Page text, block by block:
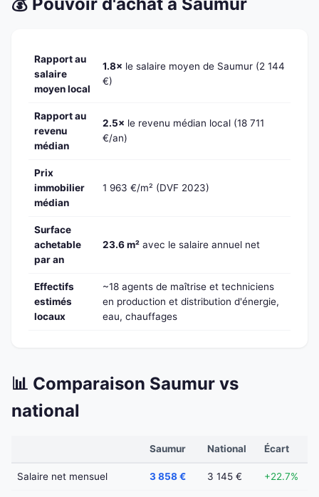
Rapport au
salaire
moyen local
1.8× le salaire moyen de Saumur (2 144
€)
Rapport au
revenu
médian
2.5× le revenu médian local (18 711
€/an)
Prix
immobilier
médian
1 963 €/m² (DVF 2023)
Surface
achetable
par an
23.6 m² avec le salaire annuel net
Effectifs
estimés
locaux
~18 agents de maîtrise et techniciens
en production et distribution d'énergie,
eau, chauffages
📊 Comparaison Saumur vs
national
Saumur National Écart
Salaire net mensuel 3 858 € 3 145 € +22.7%